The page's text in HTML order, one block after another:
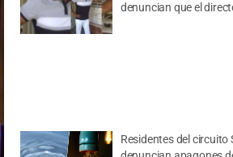
denuncian que el
Residentes del circuito